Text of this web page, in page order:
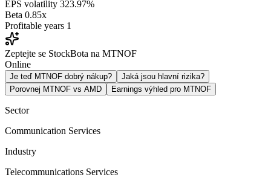
EPS volatility 323.97%
Beta 0.85x
Profitable years 1
Zeptejte se StockBota na MTNOF
Online
Je teď MTNOF dobrý nákup?
Jaká jsou hlavní rizika?
Porovnej MTNOF vs AMD
Earnings výhled pro MTNOF
Sector
Communication Services
Industry
Telecommunications Services